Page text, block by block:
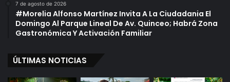
7 de agosto de 2026
#Morelia Alfonso Martínez Invita A La Ciudadania El
Domingo Al Parque Lineal De Av. Quinceo; Habrá Zona
Gastronómica Y Activación Familiar
ÚLTIMAS NOTICIAS